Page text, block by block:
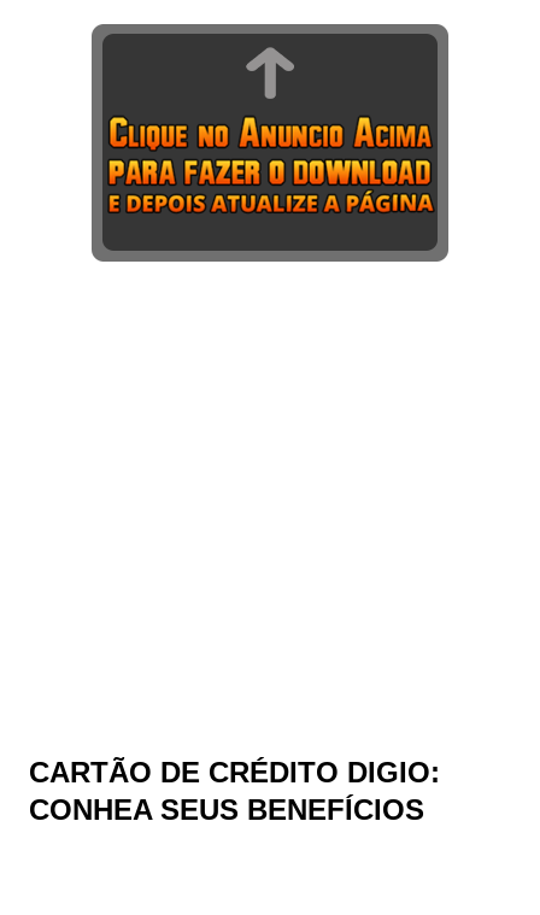
CARTÃO DE CRÉDITO DIGIO:
CONHEA SEUS BENEFÍCIOS